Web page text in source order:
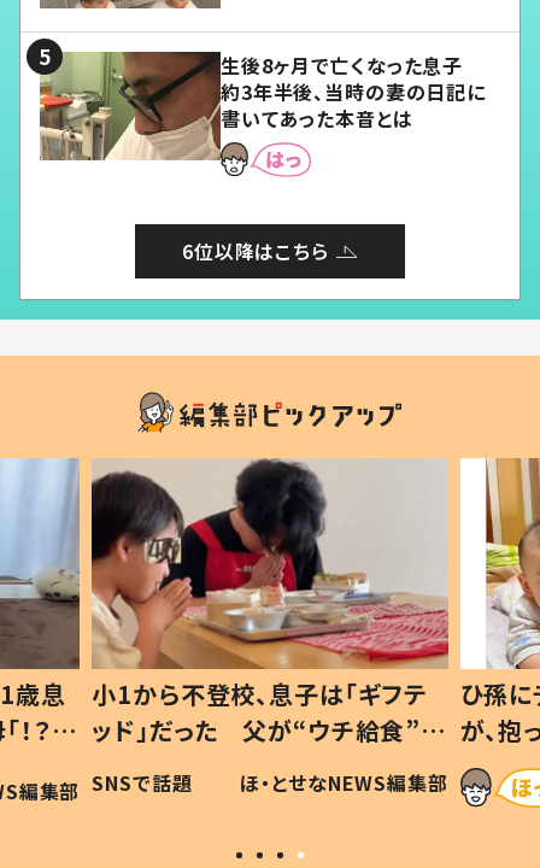
生後8ヶ月で亡くなった息子
約3年半後、当時の妻の日記に
書いてあった本音とは
6位以降はこちら
歳息
？」
編集部
小1から不登校、息子は「ギフテ
ッド」だった 父が“ウチ給食”を
作り続ける理由とは #令和の親
#令和の子
SNSで話題 ほ・とせなNEWS編集部
ひ孫
が、
「涙が
い」